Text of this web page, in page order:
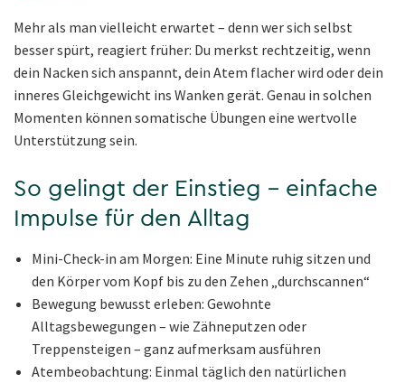
Mehr als man vielleicht erwartet – denn wer sich selbst
besser spürt, reagiert früher: Du merkst rechtzeitig, wenn
dein Nacken sich anspannt, dein Atem flacher wird oder dein
inneres Gleichgewicht ins Wanken gerät. Genau in solchen
Momenten können somatische Übungen eine wertvolle
Unterstützung sein.
So gelingt der Einstieg – einfache
Impulse für den Alltag
Mini-Check-in am Morgen: Eine Minute ruhig sitzen und
den Körper vom Kopf bis zu den Zehen „durchscannen“
Bewegung bewusst erleben: Gewohnte
Alltagsbewegungen – wie Zähneputzen oder
Treppensteigen – ganz aufmerksam ausführen
Atembeobachtung: Einmal täglich den natürlichen